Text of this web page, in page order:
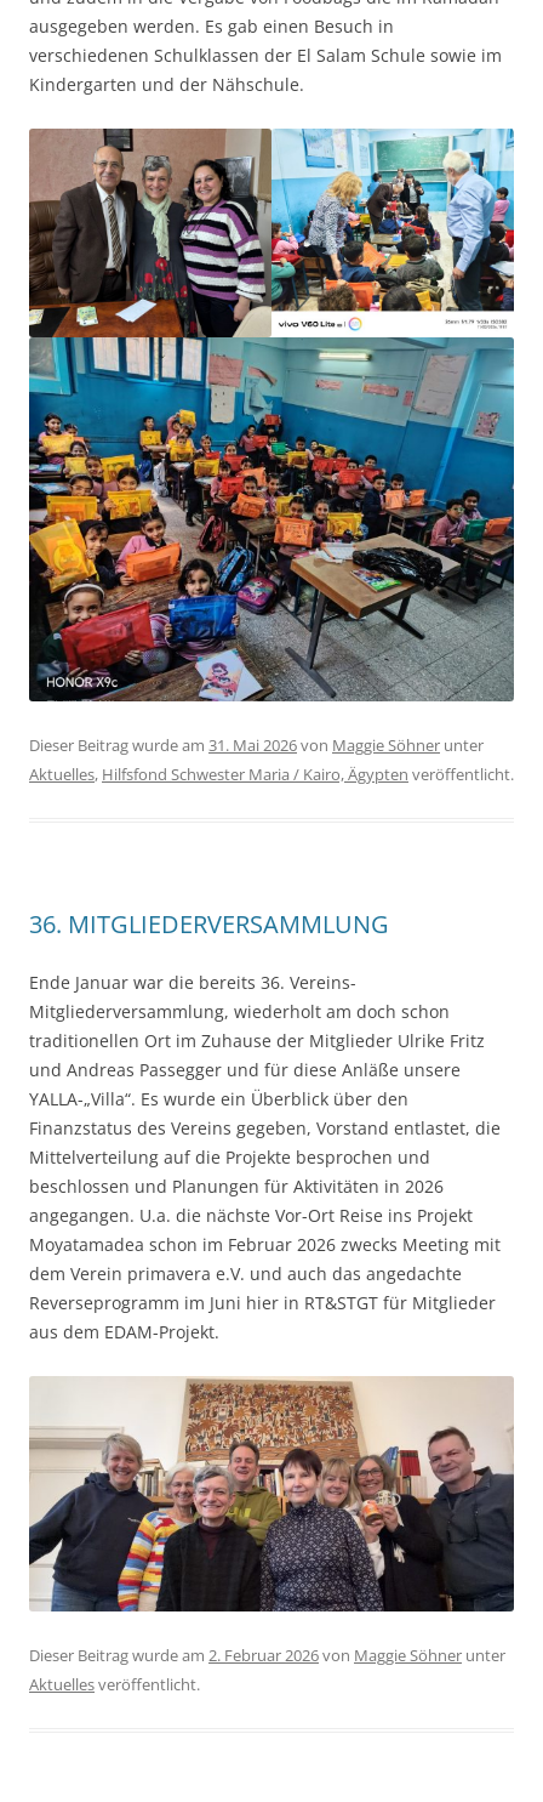
ausgegeben werden. Es gab einen Besuch in
verschiedenen Schulklassen der El Salam Schule sowie im
Kindergarten und der Nähschule.
Dieser Beitrag wurde am 31. Mai 2026von Maggie Söhner unter
Aktuelles, Hilfsfond Schwester Maria / Kairo, Ägypten veröffentlicht.
36. MITGLIEDERVERSAMMLUNG
Ende Januar war die bereits 36. Vereins-
Mitgliederversammlung, wiederholt am doch schon
traditionellen Ort im Zuhause der Mitglieder Ulrike Fritz
und Andreas Passegger und für diese Anläße unsere
YALLA-„Villa“. Es wurde ein Überblick über den
Finanzstatus des Vereins gegeben, Vorstand entlastet, die
Mittelverteilung auf die Projekte besprochen und
beschlossen und Planungen für Aktivitäten in 2026
angegangen. U.a. die nächste Vor-Ort Reise ins Projekt
Moyatamadea schon im Februar 2026 zwecks Meeting mit
dem Verein primavera e.V. und auch das angedachte
Reverseprogramm im Juni hier in RT&STGT für Mitglieder
aus dem EDAM-Projekt.
Dieser Beitrag wurde am 2. Februar 2026von Maggie Söhner unter
Aktuellesveröffentlicht.